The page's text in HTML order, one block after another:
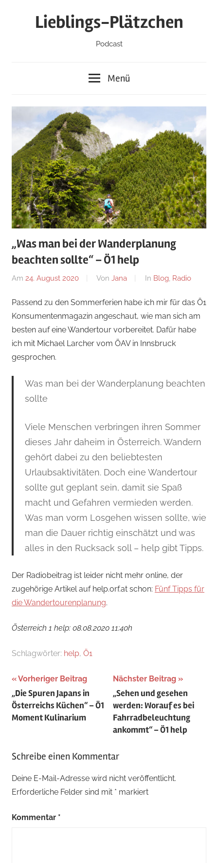
Lieblings-Plätzchen
Podcast
Menü
„Was man bei der Wanderplanung
beachten sollte“ – Ö1 help
Am 24. August 2020 Von Jana In Blog, Radio
Passend zu den Sommerferien habe ich mir für das Ö1
Konsumentenmagazin angeschaut, wie man sich am
besten auf eine Wandertour vorbereitet. Dafür habe
ich mit Michael Larcher vom ÖAV in Innsbruck
gesprochen.
Was man bei der Wanderplanung beachten
sollte
Viele Menschen verbringen ihren Sommer
dieses Jahr daheim in Österreich. Wandern
gehört dabei zu den beliebtesten
Urlaubsaktivitäten. Doch eine Wandertour
sollte gut geplant sein, damit sie Spaß
macht und Gefahren vermieden werden.
Was man vorm Losgehen wissen sollte, wie
man die Dauer richtig einschätzt und was
alles in den Rucksack soll – help gibt Tipps.
Der Radiobeitrag ist leider nicht mehr online, der
zugehörige Artikel auf help.orf.at schon: Fünf Tipps für
die Wandertourenplanung.
Österreich 1 help: 08.08.2020 11:40h
Schlagwörter: help, Ö1
Beitragsnavigation
Vorheriger Beitrag
„Die Spuren Japans in
Österreichs Küchen“ – Ö1
Moment Kulinarium
Nächster Beitrag
„Sehen und gesehen
werden: Worauf es bei
Fahrradbeleuchtung
ankommt“ – Ö1 help
Schreibe einen Kommentar
Deine E-Mail-Adresse wird nicht veröffentlicht.
Erforderliche Felder sind mit * markiert
Kommentar *